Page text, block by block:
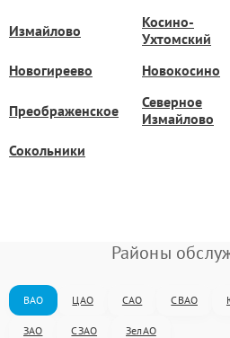
Измайлово
Косино-
Ухтомский
Новогиреево Новокосино
Преображенское
Северное
Измайлово
Сокольники
Районы
ВАО ЦАО САО СВАО
ЗАО СЗАО ЗелАО